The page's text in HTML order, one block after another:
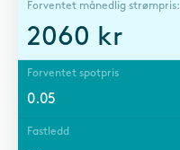
Forventet månedlig strømpris:
2060 kr
Forventet spotpris
0.05
Fastledd